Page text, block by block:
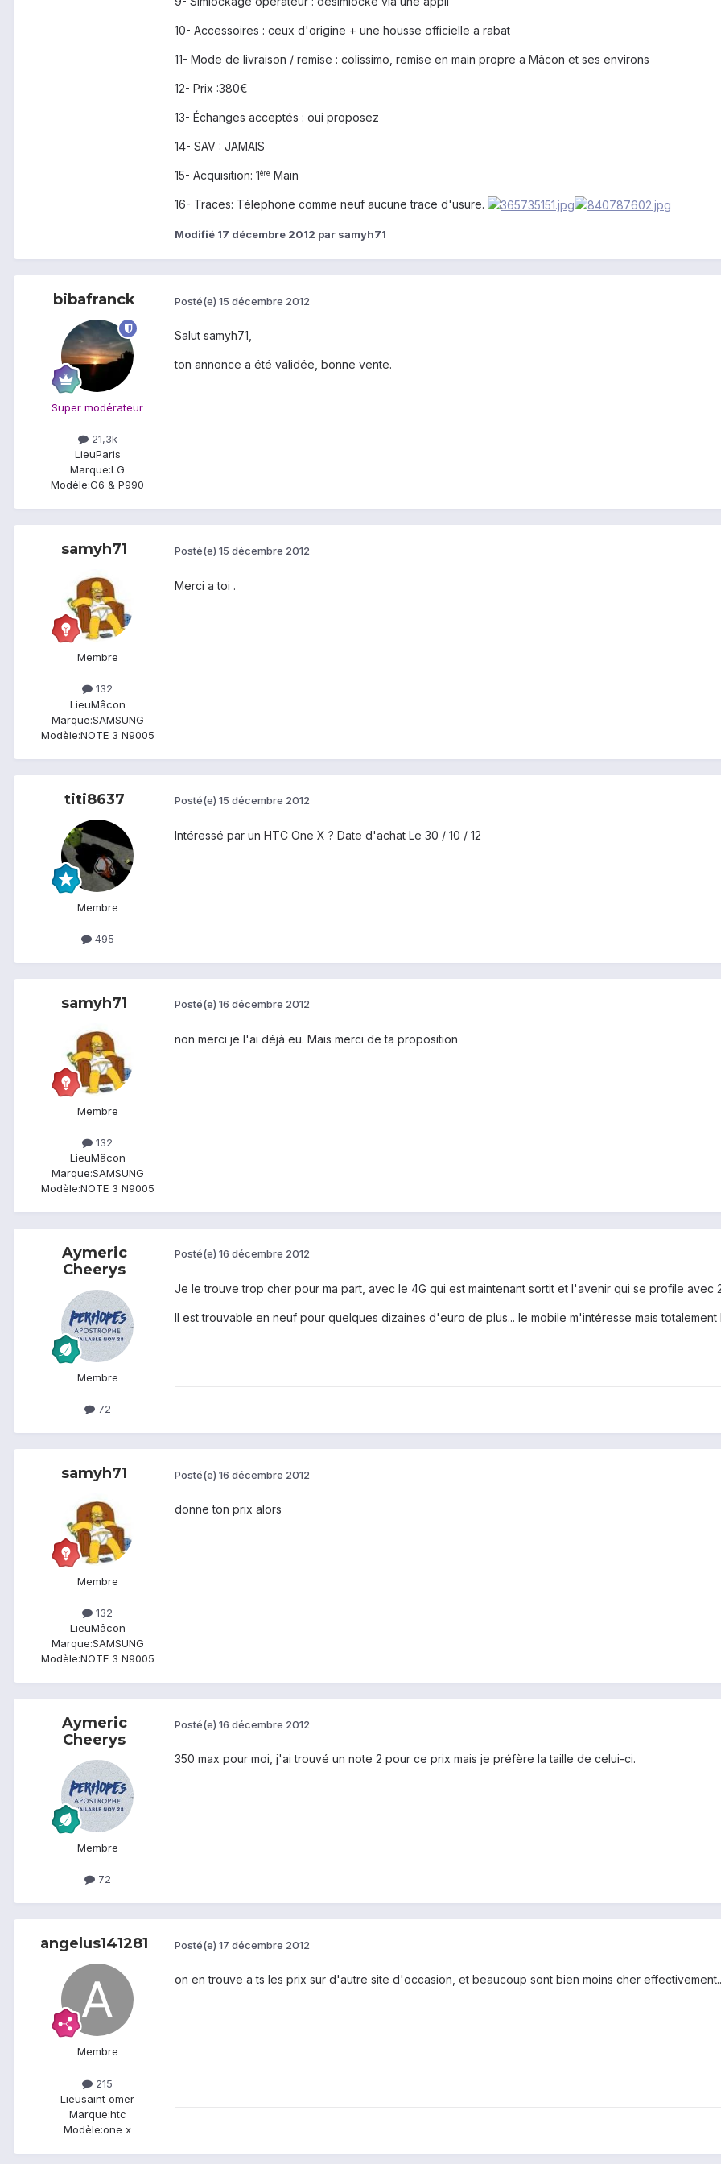
10- Accessoires : ceux d'origine + une housse officielle a rabat
11- Mode de livraison / remise : colissimo, remise en main propre a Mâcon et ses environs
12- Prix :380€
13- Échanges acceptés : oui proposez
14- SAV : JAMAIS
15- Acquisition: 1ère Main
16- Traces: Télephone comme neuf aucune trace d'usure.
Modifié 17 décembre 2012 par samyh71
bibafranck
Super modérateur
21,3k
LieuParis
Marque:LG
Modèle:G6 & P990
Posté(e) 15 décembre 2012
Salut samyh71,
ton annonce a été validée, bonne vente.
samyh71
Membre
132
LieuMâcon
Marque:SAMSUNG
Modèle:NOTE 3 N9005
Posté(e) 15 décembre 2012
Merci a toi .
titi8637
Membre
495
Posté(e) 15 décembre 2012
Intéressé par un HTC One X ? Date d'achat Le 30 / 10 / 12
samyh71
Membre
132
LieuMâcon
Marque:SAMSUNG
Modèle:NOTE 3 N9005
Posté(e) 16 décembre 2012
non merci je l'ai déjà eu. Mais merci de ta proposition
Aymeric
Cheerys
Membre
72
Posté(e) 16 décembre 2012
Je le trouve trop cher pour ma part, avec le 4G qui est maintenant sortit et l'avenir qui se profile avec
Il est trouvable en neuf pour quelques dizaines d'euro de plus... le mobile m'intéresse mais
samyh71
Membre
132
LieuMâcon
Marque:SAMSUNG
Modèle:NOTE 3 N9005
Posté(e) 16 décembre 2012
donne ton prix alors
Aymeric
Cheerys
Membre
72
Posté(e) 16 décembre 2012
350 max pour moi, j'ai trouvé un note 2 pour ce prix mais je préfère la taille de celui-ci.
angelus141281
Membre
215
Lieusaint omer
Marque:htc
Modèle:one x
Posté(e) 17 décembre 2012
on en trouve a ts les prix sur d'autre site d'occasion, et beaucoup sont bien moins cher